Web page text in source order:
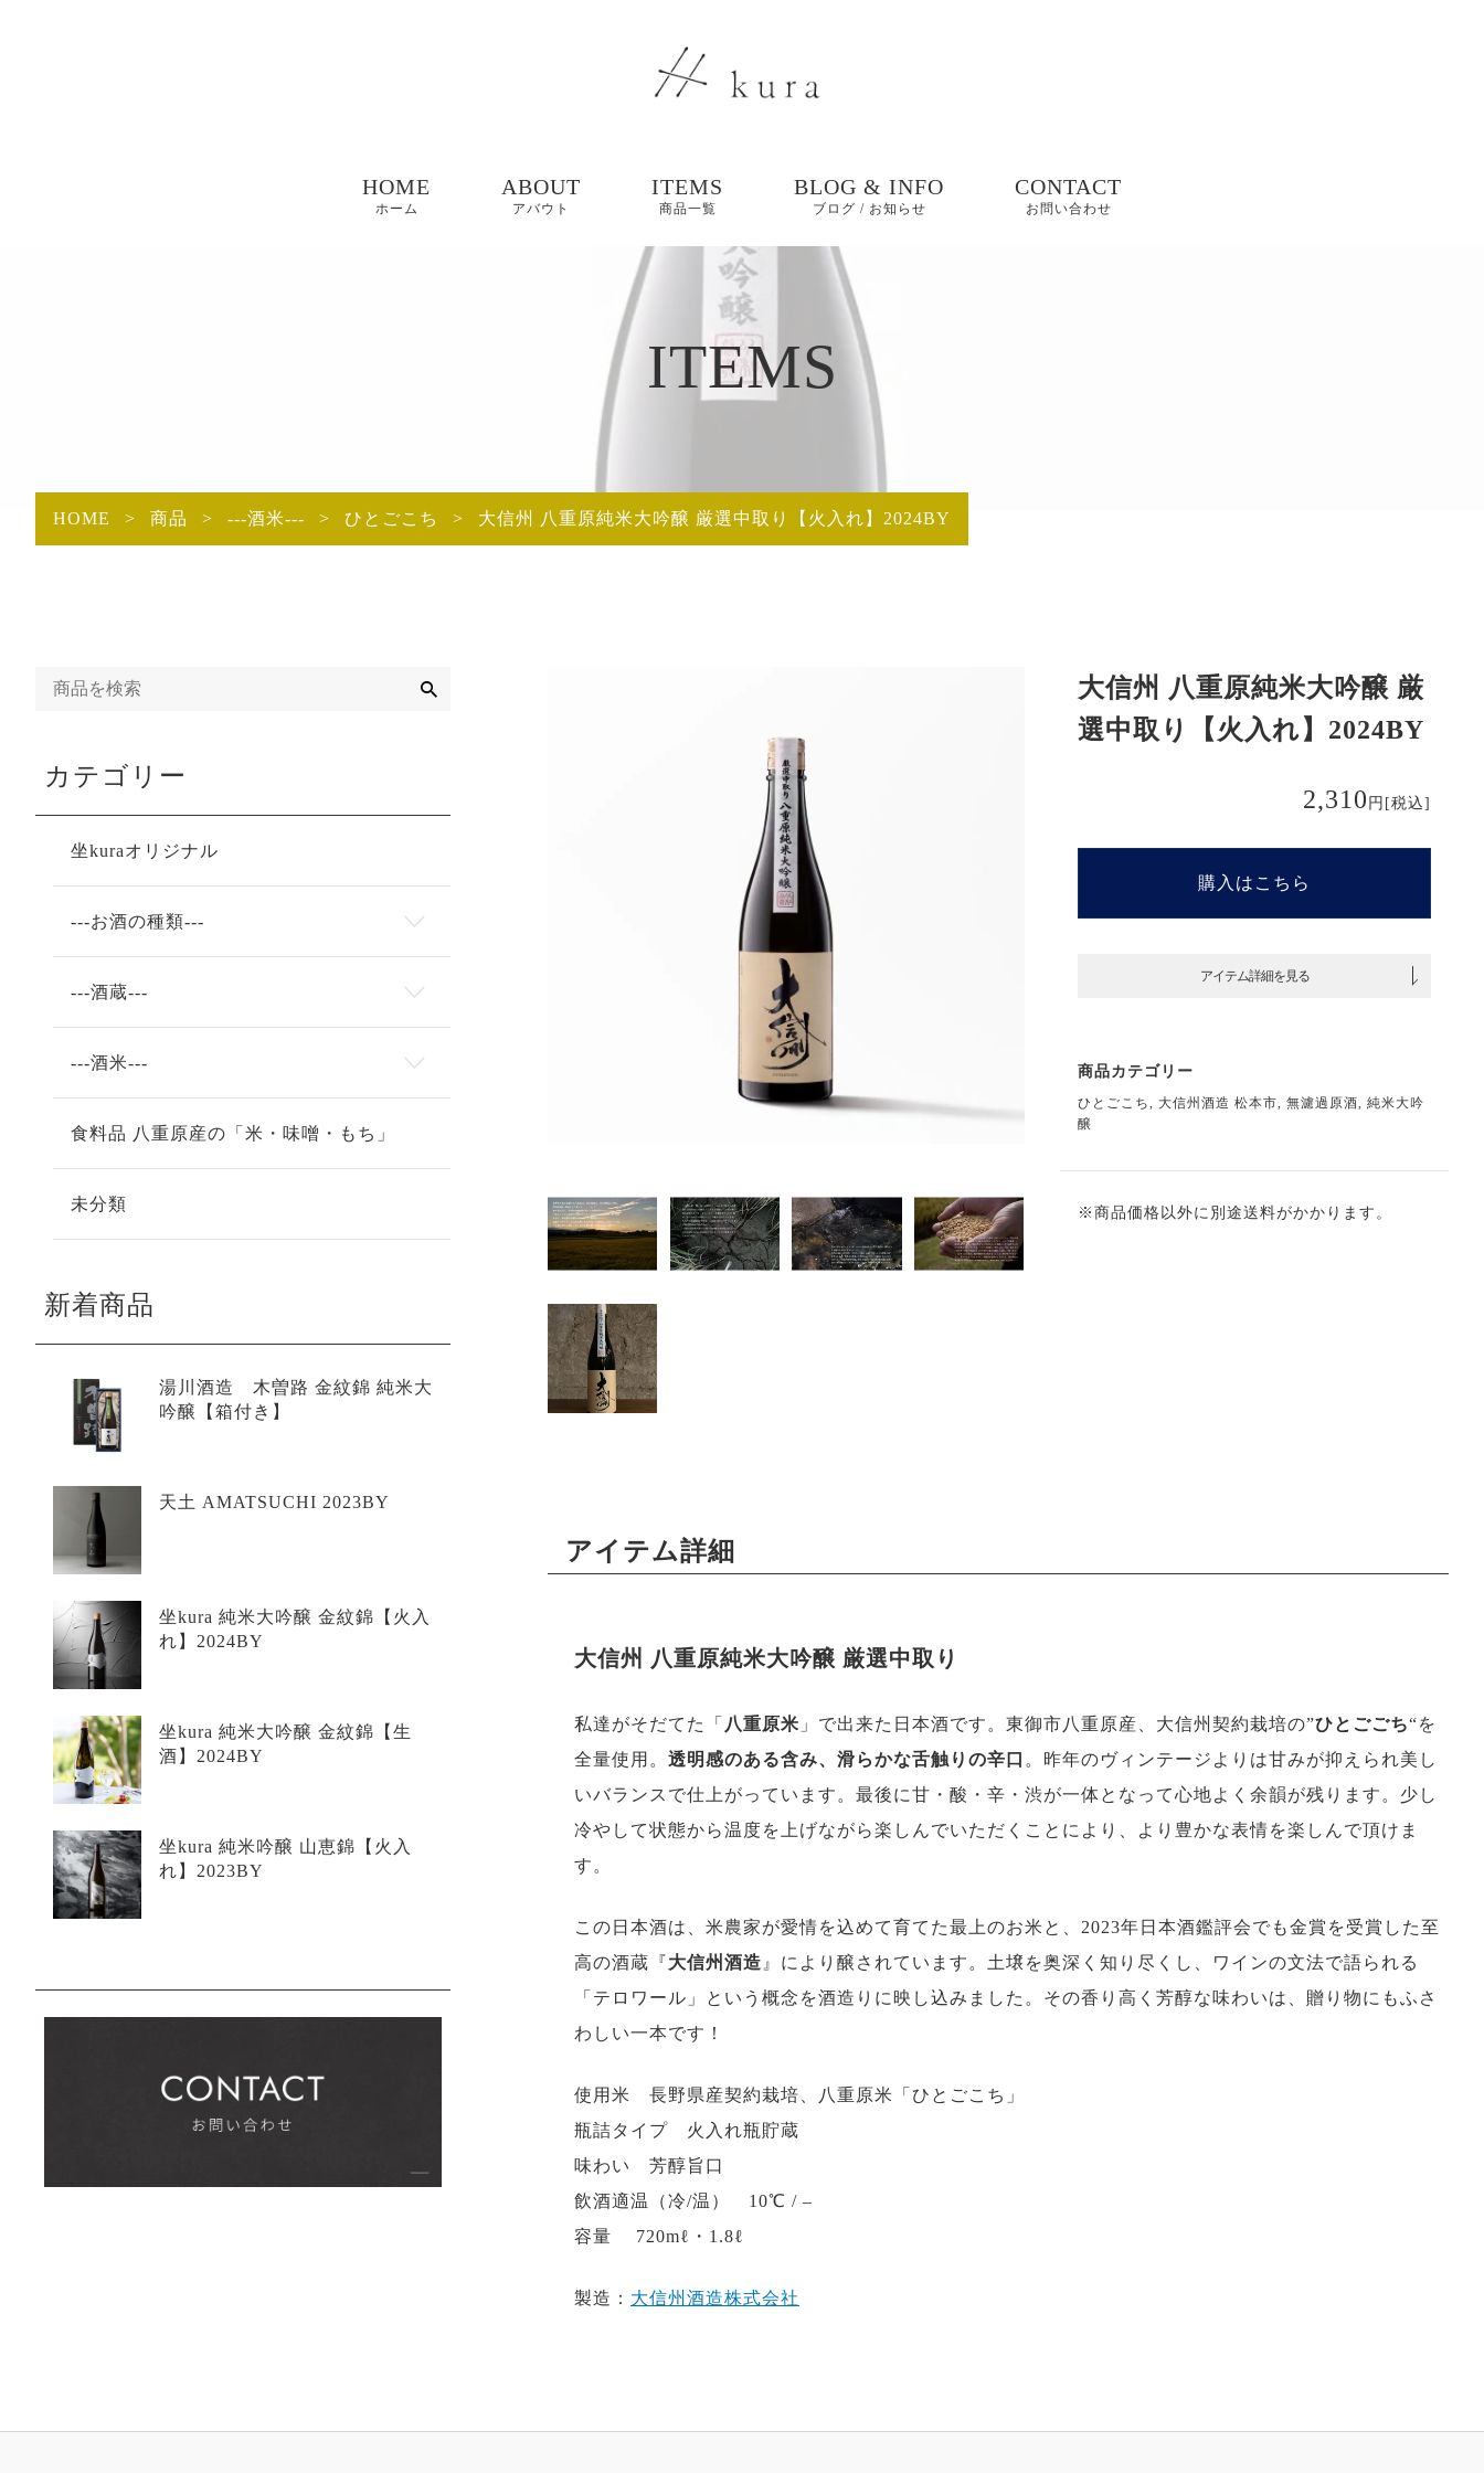
HOME
ホーム
ABOUT
アバウト
ITEMS
商品一覧
BLOG & INFO
ブログ / お知らせ
ブログ
CONTACT
お問い合わせ
ITEMS
HOME > 商品 > ---酒米--- > ひとごこち > 大信州 八重原純米大吟醸 厳選中取り【火入れ】2024BY
大信州 八重原純米大吟醸 厳
選中取り【火入れ】2024BY
2,310 円 [税込]
購入はこちら
アイテム詳細を見る
商品カテゴリー
ひとごこち, 大信州酒造 松本市, 無濾過原酒, 純米大吟
醸
※商品価格以外に別途送料がかかります。
アイテム詳細
大信州 八重原純米大吟醸 厳選中取り
私達がそだてた「 八重原米 」で出来た日本酒です。東御市八重原産、大信州契約栽培の”ひとごごち“を
全量使用。 透明感のある含み、滑らかな舌触りの辛口 。昨年のヴィンテージよりは甘みが抑えられ美し
いバランスで仕上がっています。最後に甘・酸・辛・渋が一体となって心地よく余韻が残ります。少し
冷やして状態から温度を上げながら楽しんでいただくことにより、より豊かな表情を楽しんで頂けま
す。
この日本酒は、米農家が愛情を込めて育てた最上のお米と、2023年日本酒鑑評会でも金賞を受賞した至
高の酒蔵『大信州酒造 』により醸されています。土壌を奥深く知り尽くし、ワインの文法で語られる
「テロワール」という概念を酒造りに映し込みました。その香り高く芳醇な味わいは、贈り物にもふさ
わしい一本です！
使用米 長野県産契約栽培、八重原米「ひとごこち」
瓶詰タイプ 火入れ瓶貯蔵
味わい 芳醇旨口
飲酒適温（冷/温） 10℃ / –
容量 720mℓ・1.8ℓ
製造： 大信州酒造株式会社
カテゴリー
坐kuraオリジナル
---お酒の種類---
---酒蔵---
---酒米---
食料品 八重原産の「米・味噌・もち」
未分類
新着商品
湯川酒造 木曽路 金紋錦 純米大
吟醸【箱付き】
天土 AMATSUCHI 2023BY
坐kura 純米大吟醸 金紋錦【火入
れ】2024BY
坐kura 純米大吟醸 金紋錦【生
酒】2024BY
坐kura 純米吟醸 山恵錦【火入
れ】2023BY